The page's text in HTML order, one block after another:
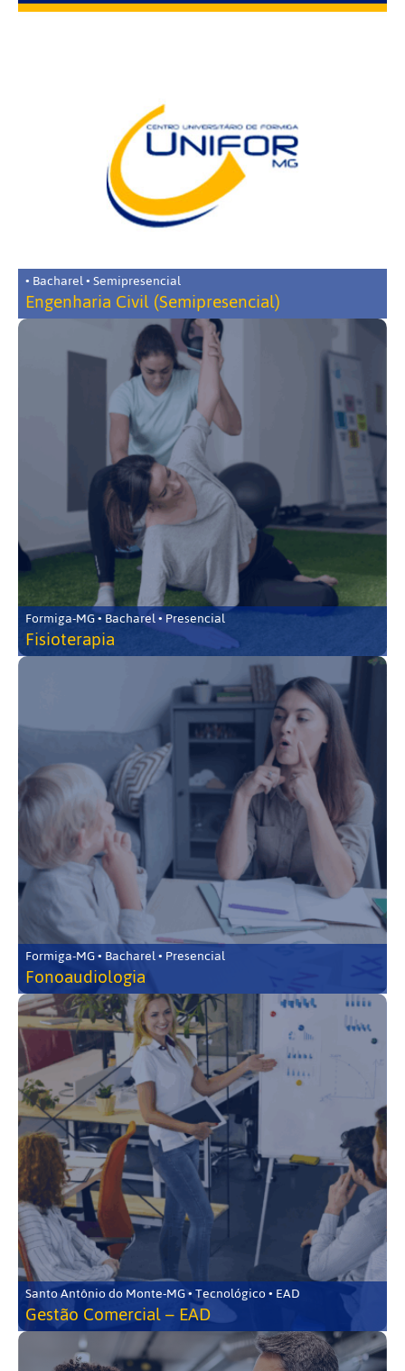
• Bacharel • Semipresencial
Engenharia Civil (Semipresencial)
Formiga-MG • Bacharel • Presencial
Fisioterapia
Formiga-MG • Bacharel • Presencial
Fonoaudiologia
Santo Antônio do Monte-MG • Tecnológico • EAD
Gestão Comercial – EAD